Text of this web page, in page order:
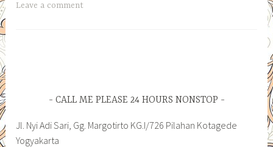
Leave a comment
CALL ME PLEASE 24 HOURS NONSTOP
Jl. Nyi Adi Sari, Gg. Margotirto KG.I/726 Pilahan Kotagede
Yogyakarta